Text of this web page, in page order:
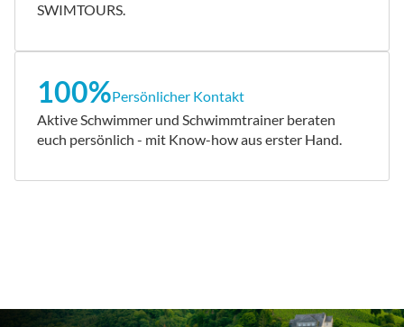
SWIMTOURS.
100%Persönlicher Kontakt
Aktive Schwimmer und Schwimmtrainer beraten
euch persönlich - mit Know-how aus erster Hand.